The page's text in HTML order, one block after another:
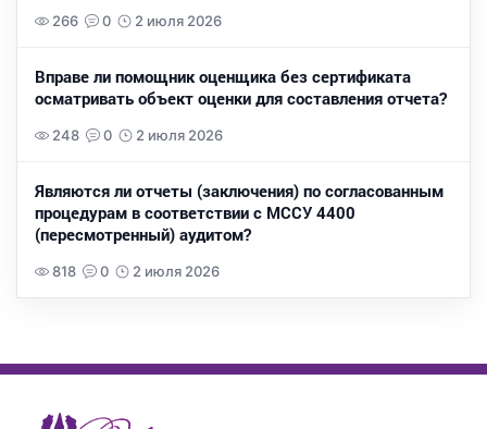
266 0 2 июля 2026
Вправе ли помощник оценщика без сертификата
осматривать объект оценки для составления отчета?
248 0 2 июля 2026
Являются ли отчеты (заключения) по согласованным
процедурам в соответствии с МССУ 4400
(пересмотренный) аудитом?
818 0 2 июля 2026